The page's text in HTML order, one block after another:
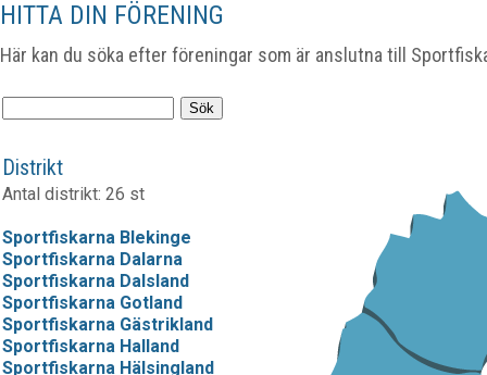
HITTA DIN FÖRENING
Här kan du söka efter föreningar som är anslutna till
Distrikt
Antal distrikt: 26 st
Sportfiskarna Blekinge
Sportfiskarna Dalarna
Sportfiskarna Dalsland
Sportfiskarna Gotland
Sportfiskarna Gästrikland
Sportfiskarna Halland
Sportfiskarna Hälsingland